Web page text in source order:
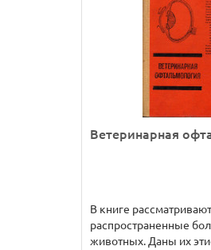
Ветеринарная
В книге
распространенные
животных. Даны их